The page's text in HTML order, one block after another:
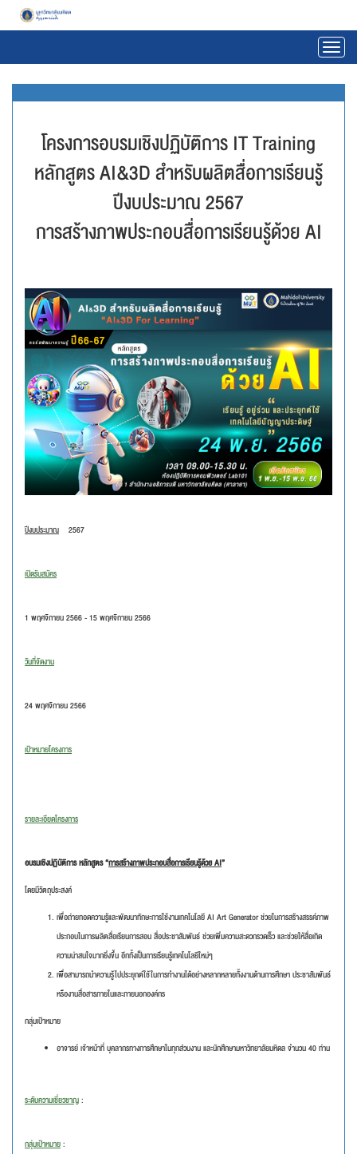
โครงการอบรมเชิงปฏิบัติการ IT Training
หลักสูตร AI&3D สำหรับผลิตสื่อการเรียนรู้
ปีงบประมาณ 2567
การสร้างภาพประกอบสื่อการเรียนรู้ด้วย AI
ปีงบประมาณ 2567
เปิดรับสมัคร
1 พฤศจิกายน 2566 - 15 พฤศจิกายน 2566
วันที่จัดงาน
24 พฤศจิกายน 2566
เป้าหมายโครงการ
รายละเอียดโครงการ
อบรมเชิงปฏิบัติการ หลักสูตร “การสร้างภาพประกอบสื่อการเรียนรู้ด้วย AI”
โดยมีวัตถุประสงค์
เพื่อถ่ายทอดความรู้และพัฒนาทักษะการใช้งานเทคโนโลยี AI Art Generator ช่วยในการสร้างสรรค์ภาพ
ประกอบในการผลิตสื่อเรียนการสอน สื่อประชาสัมพันธ์ ช่วยเพิ่มความสะดวกรวดเร็ว และช่วยให้สื่อเกิด
ความน่าสนใจมากยิ่งขึ้น อีกทั้งเป็นการเรียนรู้เทคโนโลยีใหม่ๆ
เพื่อสามารถนำความรู้ไปประยุกต์ใช้ในการทำงานได้อย่างหลากหลายทั้งงานด้านการศึกษา ประชาสัมพันธ์
หรืองานสื่อสารภายในและภายนอกองค์กร
กลุ่มเป้าหมาย
อาจารย์ เจ้าหน้าที่ บุคลากรทางการศึกษาในทุกส่วนงาน และนักศึกษามหาวิทยาลัยมหิดล จำนวน 40 ท่าน
ระดับความเชี่ยวชาญ:
กลุ่มเป้าหมาย: